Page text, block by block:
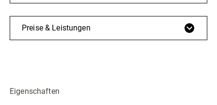
Preise & Leistungen
Eigenschaften